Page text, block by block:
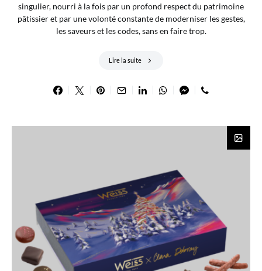
singulier, nourri à la fois par un profond respect du patrimoine
pâtissier et par une volonté constante de moderniser les gestes,
les saveurs et les codes, sans en faire trop.
Lire la suite